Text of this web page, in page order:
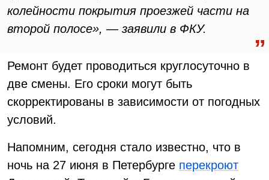
колейности покрытия проезжей части на
второй полосе», — заявили в ФКУ.
Ремонт будет проводиться круглосуточно в
две смены. Его сроки могут быть
скорректированы в зависимости от погодных
условий.
Напомним, сегодня стало известно, что в
ночь на 27 июня в Петербурге перекроют